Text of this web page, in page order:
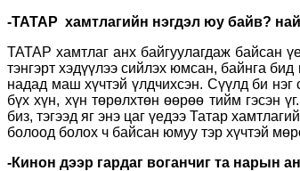
-ТАТАР хамтлагийн нэгдэл юу байв?
ТАТАР хамтлаг анх байгуулагдаж байсан
тэнгэрт хэдүүлээ сийлэх юмсан, байнга
надад маш хүчтэй үлдчихсэн. Сүүлд би
бүх хүн, хүн төрөлхтөн өөрөө тийм гэсэн
биз, тэгээд яг энэ цаг үедээ Татар
болоод болох ч байсан юмуу тэр хүчтэй
-Кинон дээр гардаг воганчиг та нарын